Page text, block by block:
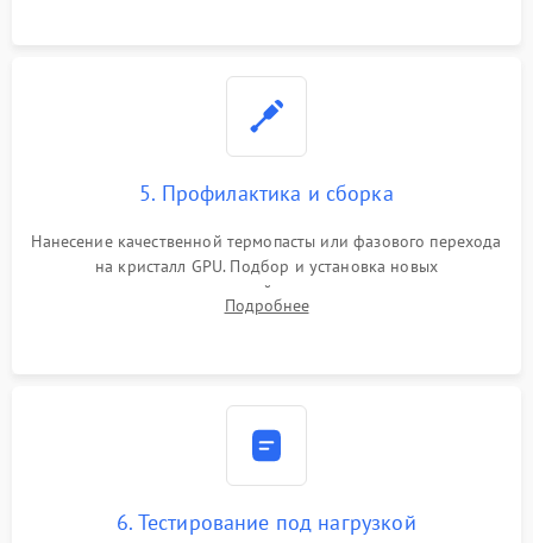
5. Профилактика и сборка
Нанесение качественной термопасты или фазового перехода
на кристалл GPU. Подбор и установка новых
термопрокладок правильной толщины на память и цепи
питания. Монтаж радиатора и бэкплейта, подключение и
Подробнее
6. Тестирование под нагрузкой